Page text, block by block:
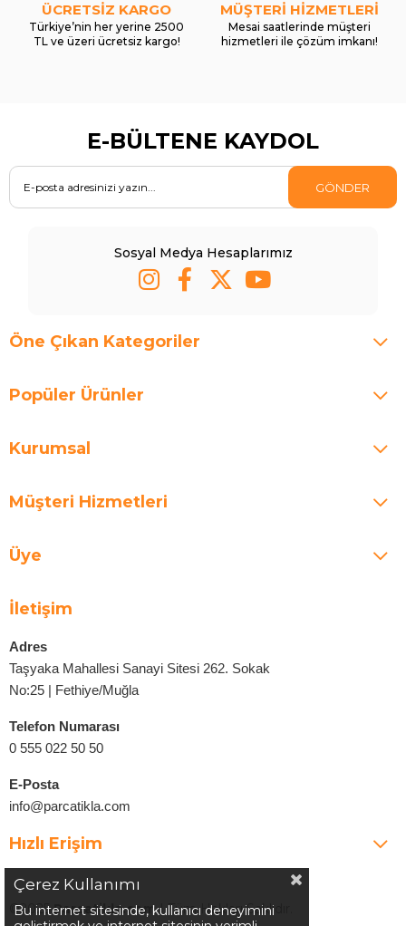
ÜCRETSİZ KARGO
Türkiye’nin her yerine 2500
TL ve üzeri ücretsiz kargo!
MÜŞTERİ HİZMETLERİ
Mesai saatlerinde müşteri
hizmetleri ile çözüm imkanı!
E-BÜLTENE KAYDOL
GÖNDER
Sosyal Medya Hesaplarımız
Öne Çıkan Kategoriler
Popüler Ürünler
Kurumsal
Müşteri Hizmetleri
Üye
İletişim
Adres
Taşyaka Mahallesi Sanayi Sitesi 262. Sokak
No:25 | Fethiye/Muğla
Telefon Numarası
0 555 022 50 50
E-Posta
info@parcatikla.com
Hızlı Erişim
©2025Parcatikla.com| Tüm Hakları Saklıdır.
Çerez Kullanımı
Bu internet sitesinde, kullanıcı deneyimini